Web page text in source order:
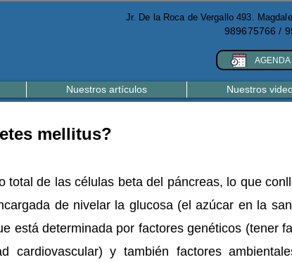
Jr. De la Roca de Vergallo 493.
989675766 /
AGENDA
Nuestros artículos Nuestros
mellitus?
de las células beta del páncreas, lo que
de nivelar la glucosa (el azúcar en la
está determinada por factores genéticos (tener
y también factores